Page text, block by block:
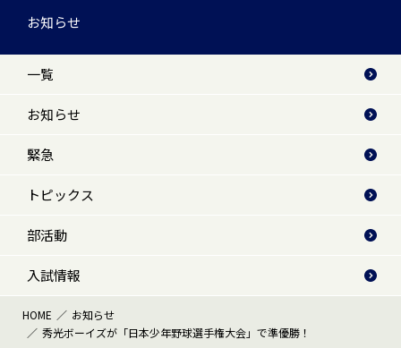
お知らせ
一覧
お知らせ
緊急
トピックス
部活動
入試情報
HOME
お知らせ
秀光ボーイズが「日本少年野球選手権大会」で準優勝！